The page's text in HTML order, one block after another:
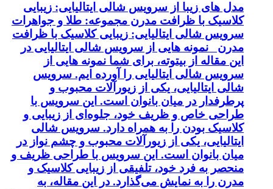
مدل های زیبا از سرویس شالی ایتالیایی: زیبایی
کلاسیک با ظرافت مدرن مجموعه: طلا و جواهرات
سرویس شالی ایتالیایی: زیبایی کلاسیک با ظرافت
مدرن نمونه هایی از سرویس شالی ایتالیایی در
این مقاله از بیتوته، برای شما نمونه هایی از
سرویس شالی ایتالیایی را آورده ایم. سرویس
شالی ایتالیایی، یکی از زیورآلات محبوب و
پرطرفدار در میان بانوان است. این سرویس با
طراحی خاص و ظریف خود، جلوه‌ای از زیبایی و
کلاسیک بودن را به همراه دارد. سرویس شالی
ایتالیایی، یکی از زیورآلات محبوب و چشم نواز در
میان بانوان است. این سرویس با طراحی ظریف و
منحصر به فرد خود، تلفیقی از زیبایی کلاسیک و
مدرن را به نمایش می‌گذارد. در این مقاله، به